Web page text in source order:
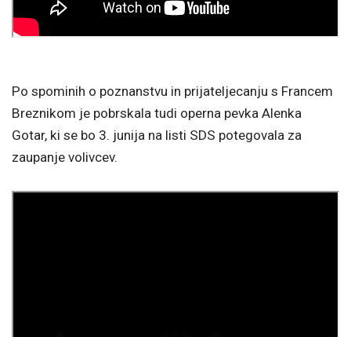
Po spominih o poznanstvu in prijateljecanju s Francem
Breznikom je pobrskala tudi operna pevka Alenka
Gotar, ki se bo 3. junija na listi SDS potegovala za
zaupanje volivcev.